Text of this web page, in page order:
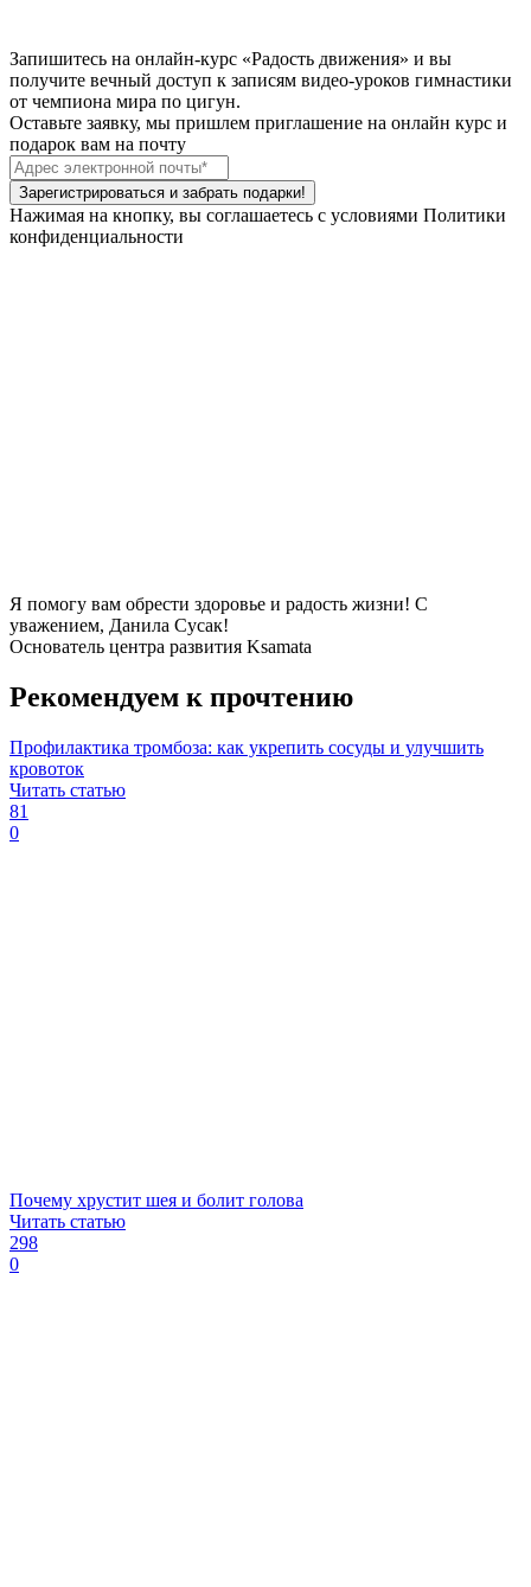
Запишитесь на онлайн-курс «Радость движения» и вы
получите вечный доступ к записям видео-уроков гимнастики
от чемпиона мира по цигун.
Оставьте заявку, мы пришлем приглашение на онлайн курс и
подарок вам на почту
Зарегистрироваться и забрать подарки!
Нажимая на кнопку, вы соглашаетесь с условиями Политики
конфиденциальности
Я помогу вам обрести здоровье и радость жизни! С
уважением, Данила Сусак!
Основатель центра развития Ksamata
Рекомендуем к прочтению
Профилактика тромбоза: как укрепить сосуды и улучшить
кровоток
Читать статью
81
0
Почему хрустит шея и болит голова
Читать статью
298
0